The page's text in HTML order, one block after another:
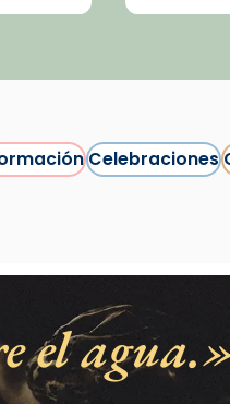
Cargar
Celebraciones
el agua.